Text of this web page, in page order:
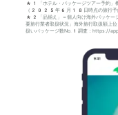
*1「ホテル・パッケージツアー予約」
（2025年6月18日時点の旅行予約
*2「品揃え」＝個人向け海外パッ
要旅行業者取扱状況」海外旅行取扱額上
扱いパッケージ数No.1調査：